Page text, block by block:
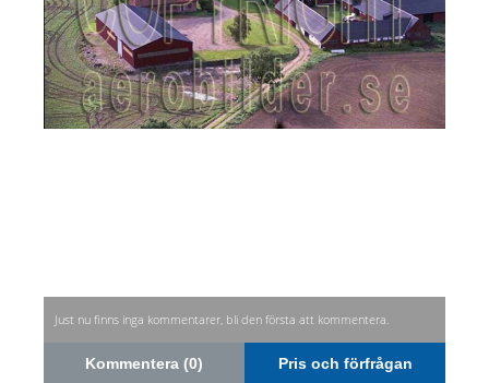
Just nu finns inga kommentarer, bli den första att kommentera.
Kommentera (0) Pris och förfrågan